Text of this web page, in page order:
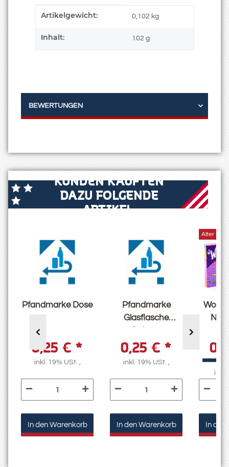
Produkteigenschaft
Wert
Artikelgewicht: 0,102 kg
Inhalt: 102 g
BEWERTUNGEN
KUNDEN KAUFTEN
DAZU FOLGENDE
ARTIKEL:
Pfandmarke Dose
0,25 € *
inkl. 19% USt. ,
In den Warenkorb
Pfandmarke
Glasflasche
0,25 € *
inkl. 19% USt. ,
In den Warenkorb
Alter
inkl.
In den